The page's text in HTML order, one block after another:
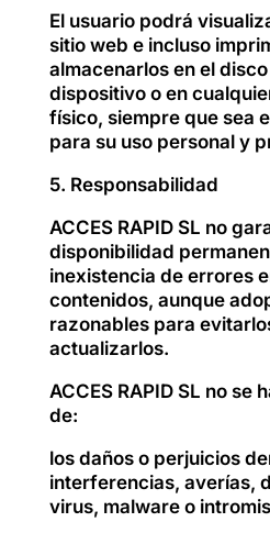
El usuario podrá
sitio web e incluso
almacenarlos en el
dispositivo o en
físico, siempre que sea
para su uso personal y
5. Responsabilidad
ACCES RAPID SL no
disponibilidad
inexistencia de errores
contenidos, aunque
razonables para
actualizarlos.
ACCES RAPID SL no se
de:
los daños o perjuicios
interferencias, averías,
virus, malware o